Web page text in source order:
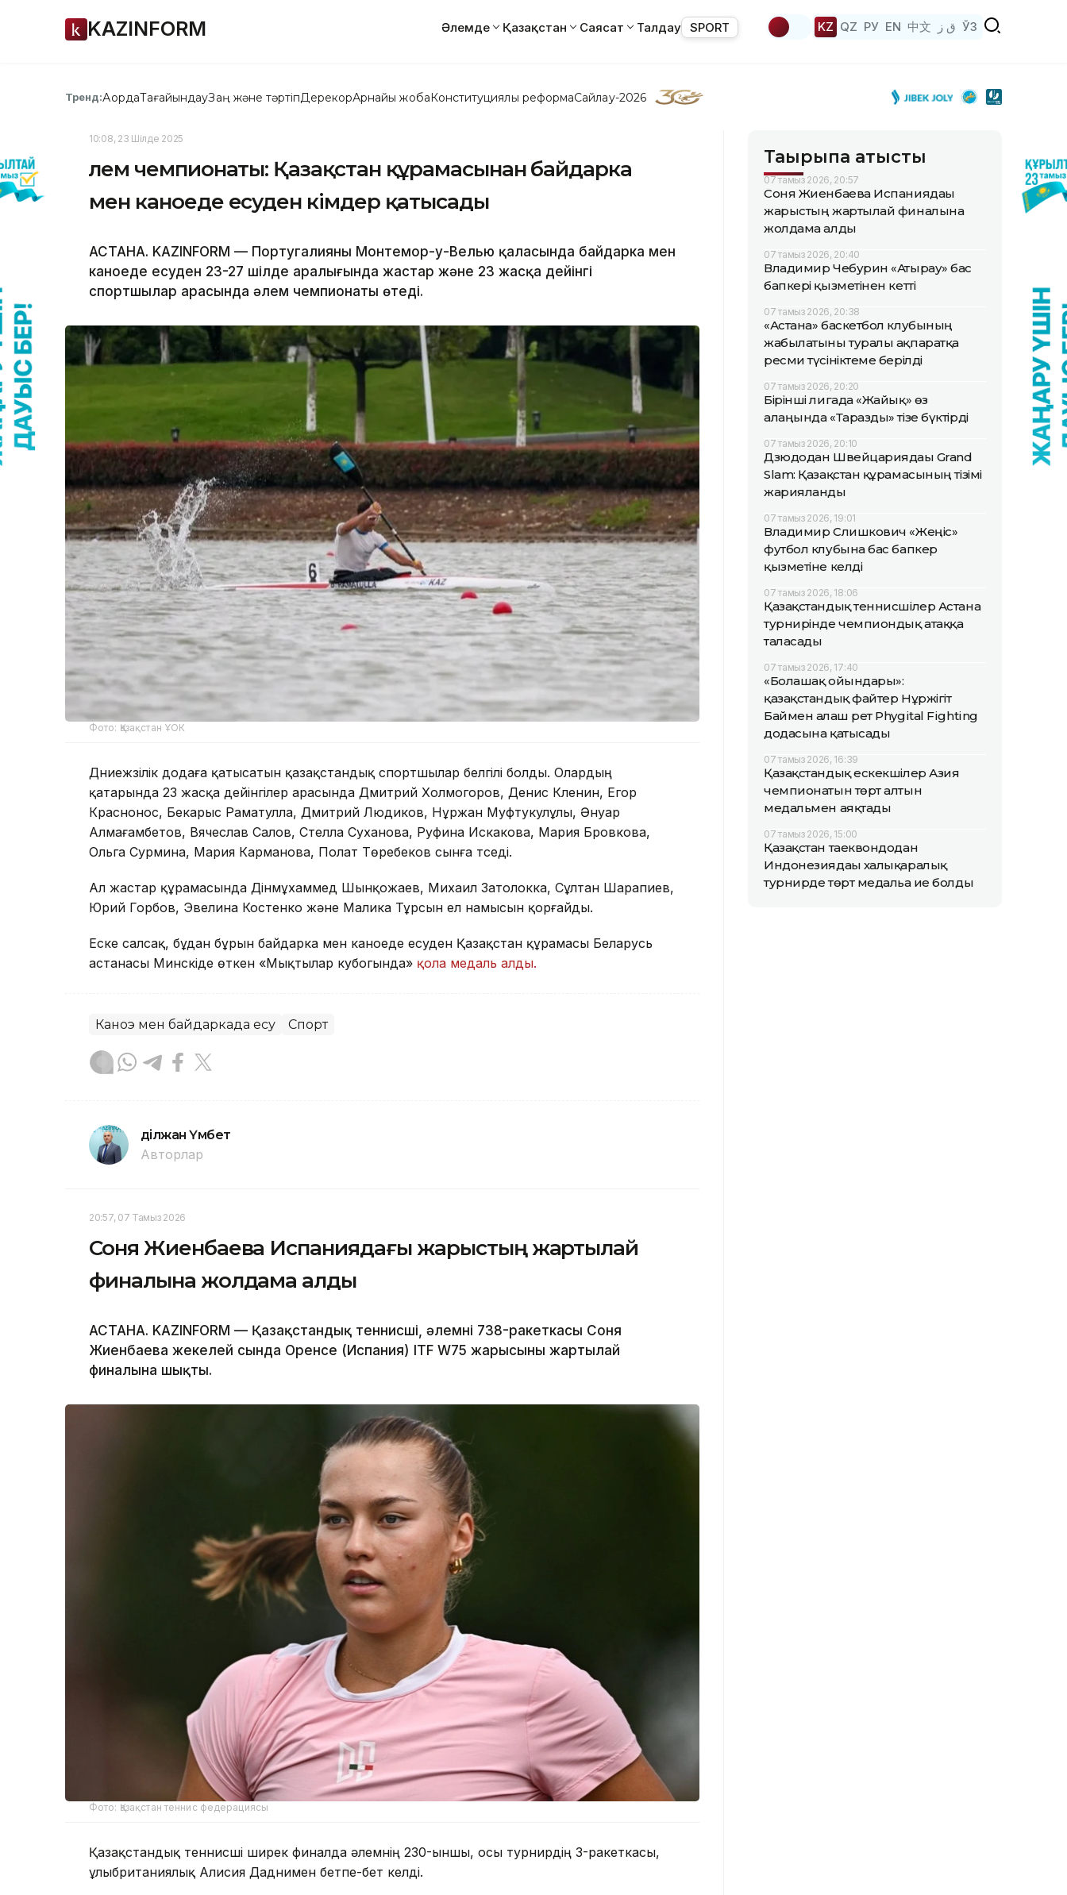
KAZINFORM Әлемде Қазақстан Саясат Талдау SPORT KZ QZ РУ EN 中文 ق ز ЎЗ
Тренд:АқордаТағайындауЗаң және тәртіпДерекқорАрнайы жобаКонституциялық реформаСайлау-2026
10:08, 23 Шілде 2025
Әлем чемпионаты: Қазақстан құрамасынан байдарка
мен каноеде есуден кімдер қатысады
АСТАНА. KAZINFORM — Португалияның Монтемор-у-Велью қаласында байдарка мен
каноеде есуден 23-27 шілде аралығында жастар және 23 жасқа дейінгі
спортшылар арасында әлем чемпионаты өтеді.
Фото: Қазақстан ҰОК
Дүниежүзілік додаға қатысатын қазақстандық спортшылар белгілі болды. Олардың
қатарында 23 жасқа дейінгілер арасында Дмитрий Холмогоров, Денис Кленин, Егор
Краснонос, Бекарыс Раматулла, Дмитрий Людиков, Нұржан Муфтукулұлы, Әнуар
Алмағамбетов, Вячеслав Салов, Стелла Суханова, Руфина Искакова, Мария Бровкова,
Ольга Сурмина, Мария Карманова, Полат Төребеков сынға түседі.
Ал жастар құрамасында Дінмұхаммед Шынқожаев, Михаил Затолокка, Сұлтан Шарапиев,
Юрий Горбов, Эвелина Костенко және Малика Тұрсын ел намысын қорғайды.
Еске салсақ, бұдан бұрын байдарка мен каноеде есуден Қазақстан құрамасы Беларусь
астанасы Минскіде өткен «Мықтылар кубогында» қола медаль алды.
Каноэ мен байдаркада есу Спорт
Әділжан Үмбет
Авторлар
20:57, 07 Тамыз 2026
Соня Жиенбаева Испаниядағы жарыстың жартылай
финалына жолдама алды
АСТАНА. KAZINFORM — Қазақстандық теннисші, әлемнің 738-ракеткасы Соня
Жиенбаева жекелей сында Оренсе (Испания) ITF W75 жарысының жартылай
финалына шықты.
Фото: Қазақстан теннис федерациясы
Қазақстандық теннисші ширек финалда әлемнің 230-ыншы, осы турнирдің 3-ракеткасы,
ұлыбританиялық Алисия Даднимен бетпе-бет келді.
Тақырыпқа қатысты
07 тамыз 2026, 20:57
Соня Жиенбаева Испаниядағы
жарыстың жартылай финалына
жолдама алды
07 тамыз 2026, 20:40
Владимир Чебурин «Атырау» бас
бапкері қызметінен кетті
07 тамыз 2026, 20:38
«Астана» баскетбол клубының
жабылатыны туралы ақпаратқа
ресми түсініктеме берілді
07 тамыз 2026, 20:20
Бірінші лигада «Жайық» өз
алаңында «Таразды» тізе бүктірді
07 тамыз 2026, 20:10
Дзюдодан Швейцариядағы Grand
Slam: Қазақстан құрамасының тізімі
жарияланды
07 тамыз 2026, 19:01
Владимир Слишкович «Жеңіс»
футбол клубына бас бапкер
қызметіне келді
07 тамыз 2026, 18:06
Қазақстандық теннисшілер Астана
турнирінде чемпиондық атаққа
таласады
07 тамыз 2026, 17:40
«Болашақ ойындары»:
қазақстандық файтер Нұржігіт
Баймен алғаш рет Phygital Fighting
додасына қатысады
07 тамыз 2026, 16:39
Қазақстандық ескекшілер Азия
чемпионатын төрт алтын
медальмен аяқтады
07 тамыз 2026, 15:00
Қазақстан таеквондодан
Индонезиядағы халықаралық
турнирде төрт медальға ие болды